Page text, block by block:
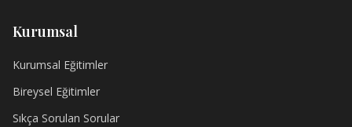
Kurumsal
Kurumsal Eğitimler
Bireysel Eğitimler
Sıkça Sorulan Sorular